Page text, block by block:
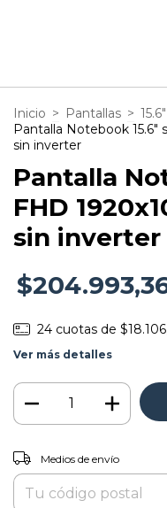
Inicio > Pantallas > 15.6"
Pantalla Notebook 15.6"
sin inverter
Pantalla
FHD
sin inverter
24 cuotas de
Ver más detalles
Entregas para el CP:
Medios de envío